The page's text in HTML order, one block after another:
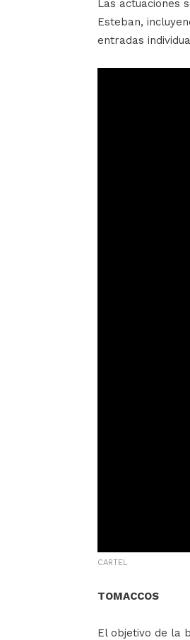
Las actuaciones
Esteban,
entradas
CARTEL
TOMACCOS
El objetivo de la